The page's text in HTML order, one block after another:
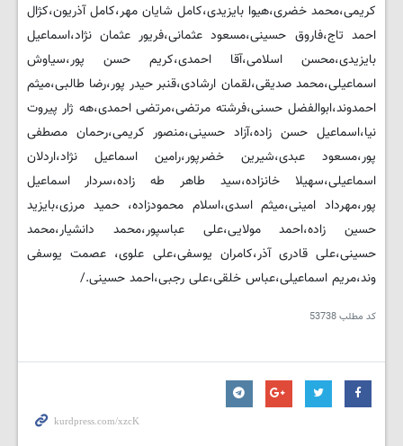
کریمی،محمد خضری،هیوا بایزیدی،کامل شایان مهر،کامل آذریون،کژال
احمد تاج،فاروق حسینی،مسعود عثمانی،فریور عثمان نژاد،اسماعیل
بایزیدی،محسن اسلامی،آقا احمدی،کریم حسن پور،سیاوش
اسماعیلی،محمد صدیقی،لقمان ارشادی،قنبر حیدر پور،رضا طالبی،میثم
احمدوند،ابوالفضل حسنی،فرشته مرتضی،مرتضی احمدی،هه ژار پیروت
نیا،اسماعیل حسن زاده،آزاد حسینی،منصور کریمی،رحمان مصطفی
پور،مسعود عبدی،شیرین خضرپور،رامین اسماعیل نژاد،اردلان
اسماعیلی،سهیلا خانزاده،سید طاهر طه زاده،سردار اسماعیل
پور،مهرداد امینی،میثم اسدی،اسلام محمودزاده، حميد مرزی،بایزید
حسین زاده،احمد مولایی،علی عباسپور،محمد دانشيار،محمد
حسينی،علی قادری آذر،کامران یوسفی،علی علوی، عصمت یوسفی
وند،مریم اسماعیلی،عباس خلقی،علی رجبی،احمد حسینی./
کد مطلب53738